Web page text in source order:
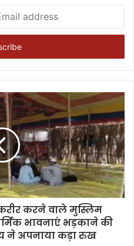
करने वाले मुस्लिम
भावनाएं भड़काने की
ने अपनाया कड़ा रुख